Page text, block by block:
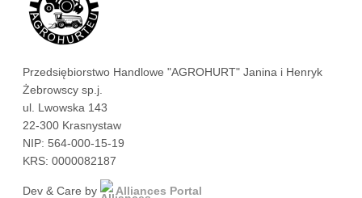
Przedsiębiorstwo Handlowe "AGROHURT" Janina i Henryk
Żebrowscy sp.j.
ul. Lwowska 143
22-300 Krasnystaw
NIP: 564-000-15-19
KRS: 0000082187
Dev & Care by Alliances Portal